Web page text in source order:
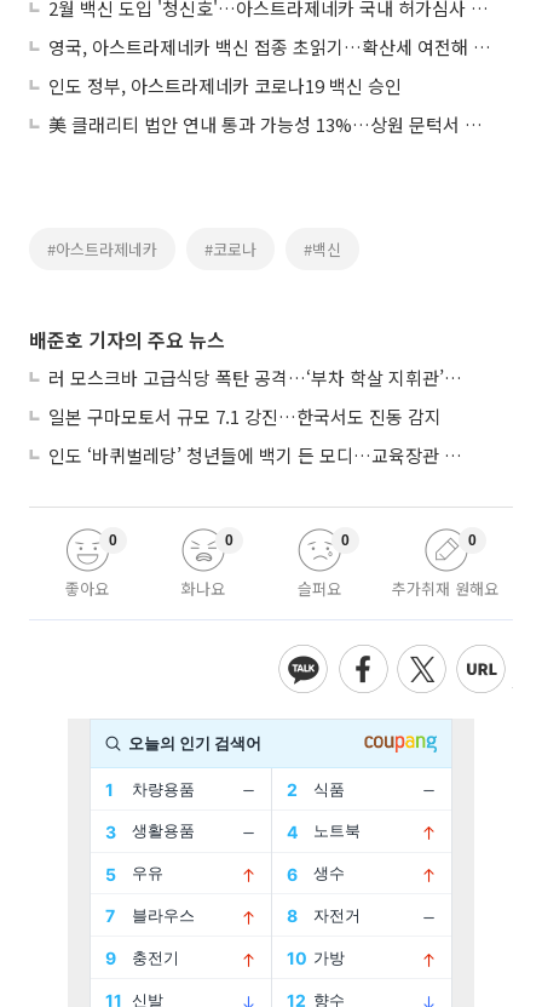
2월 백신 도입 '청신호'…아스트라제네카 국내 허가심사 착수
영국, 아스트라제네카 백신 접종 초읽기…확산세 여전해 3차 봉쇄 언급
인도 정부, 아스트라제네카 코로나19 백신 승인
美 클래리티 법안 연내 통과 가능성 13%…상원 문턱서 제동
#아스트라제네카 #코로나 #백신
배준호 기자의 주요 뉴스
러 모스크바 고급식당 폭탄 공격…‘부차 학살 지휘관’ 노렸나
일본 구마모토서 규모 7.1 강진…한국서도 진동 감지
인도 ‘바퀴벌레당’ 청년들에 백기 든 모디…교육장관 사퇴
좋아요
0
화나요
0
슬퍼요
0
추가취재 원해요
0